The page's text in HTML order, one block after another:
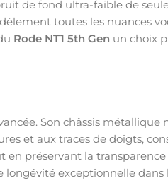
de fond ultra-faible de
toutes les nuances
Rode NT1 5th Gen un choix
Son châssis
et aux traces de doigts,
préservant la
exceptionnelle dans